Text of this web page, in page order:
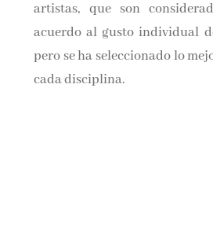
artistas, que son
acuerdo al gusto individual
pero se ha seleccionado lo
cada disciplina.